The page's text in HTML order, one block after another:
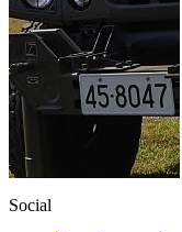
Social